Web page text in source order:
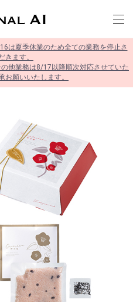
は夏季休業のため全ての業務を停止さ
きます。
他業務は8/17以降順次対応させていた
お願いいたします。